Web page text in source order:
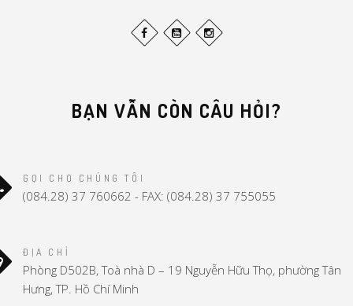
BẠN VẪN CÒN CÂU HỎI?
GỌI CHO CHÚNG TÔI
(084.28) 37 760662 - FAX: (084.28) 37 755055
ĐỊA CHỈ
Phòng D502B, Toà nhà D – 19 Nguyễn Hữu Thọ, phường Tân
Hưng, TP. Hồ Chí Minh